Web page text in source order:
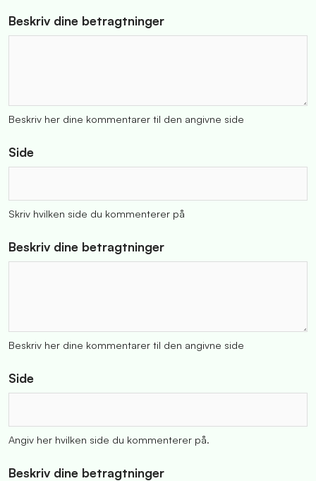
Beskriv dine betragtninger
Beskriv her dine kommentarer til den angivne side
Side
Skriv hvilken side du kommenterer på
Beskriv dine betragtninger
Beskriv her dine kommentarer til den angivne side
Side
Angiv her hvilken side du kommenterer på.
Beskriv dine betragtninger